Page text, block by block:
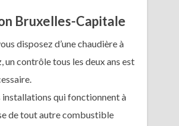
Bruxelles-Capitale
disposez d’une chaudière à
un contrôle tous les deux ans est
installations qui fonctionnent à
de tout autre combustible